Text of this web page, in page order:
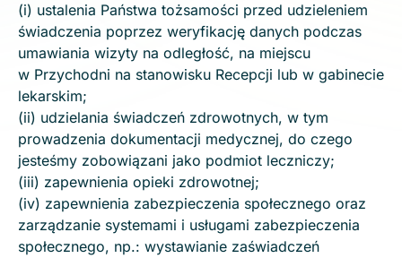
(i) ustalenia Państwa tożsamości przed udzieleniem
świadczenia poprzez weryfikację danych podczas
umawiania wizyty na odległość, na miejscu
w Przychodni na stanowisku Recepcji lub w gabinecie
lekarskim;
(ii) udzielania świadczeń zdrowotnych, w tym
prowadzenia dokumentacji medycznej, do czego
jesteśmy zobowiązani jako podmiot leczniczy;
(iii) zapewnienia opieki zdrowotnej;
(iv) zapewnienia zabezpieczenia społecznego oraz
zarządzanie systemami i usługami zabezpieczenia
społecznego, np.: wystawianie zaświadczeń